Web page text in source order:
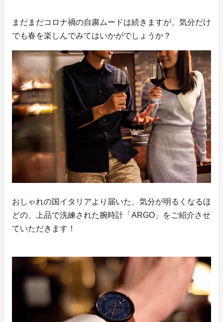
まだまだコロナ禍の自粛ムードは続きますが、気分だけ
でも春を楽しんでみてはいかがでしょうか？
おしゃれの国イタリアより届いた、気分が明るくなるほ
どの、上品で洗練された腕時計「ARGO」をご紹介させ
ていただきます！